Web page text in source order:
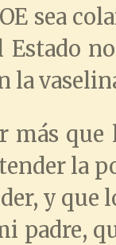
sea
Estado
la
más que
la
y que
padre,